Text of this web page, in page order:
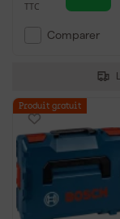
TTC
Comparer
Produit gratuit